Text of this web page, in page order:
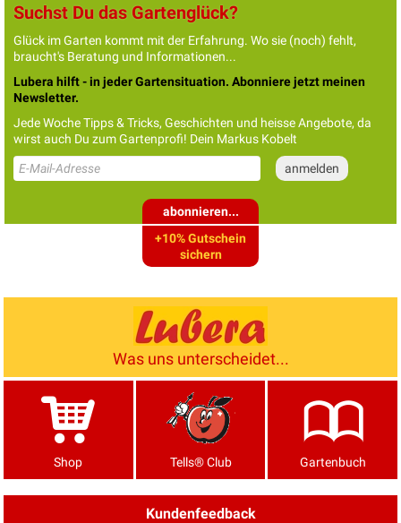
Suchst Du das Gartenglück?
Glück im Garten kommt mit der Erfahrung. Wo sie (noch) fehlt,
braucht's Beratung und Informationen...
Lubera hilft - in jeder Gartensituation. Abonniere jetzt meinen
Newsletter.
Jede Woche Tipps & Tricks, Geschichten und heisse Angebote, da
wirst auch Du zum Gartenprofi! Dein Markus Kobelt
abonnieren...
+10% Gutschein
sichern
Was uns unterscheidet...
Shop Tells® Club Gartenbuch
Kundenfeedback